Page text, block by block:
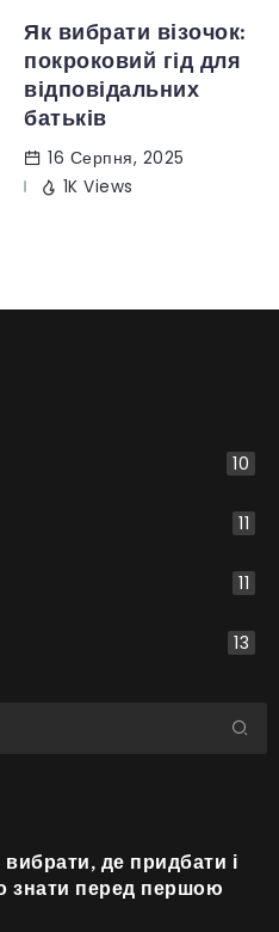
Як вибрати візочок:
покроковий гід для
відповідальних
батьків
16 Серпня, 2025
1K Views
10
11
11
13
де придбати і
знати перед першою